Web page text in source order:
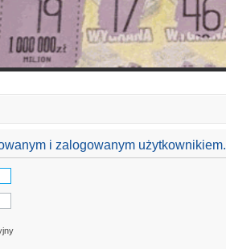
i zalogowanym użytkownikiem.